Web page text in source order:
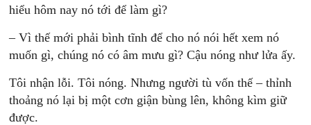
hiểu hôm nay nó tới để làm gì?
– Vì thế mới phải bình tĩnh để cho nó nói hết xem nó
muốn gì, chúng nó có âm mưu gì? Cậu nóng như lửa ấy.
Tôi nhận lỗi. Tôi nóng. Nhưng người tù vốn thế – thỉnh
thoảng nó lại bị một cơn giận bùng lên, không kìm giữ
được.